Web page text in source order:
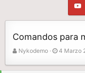
Comandos para
A
Nykodemo
F
4 Marzo